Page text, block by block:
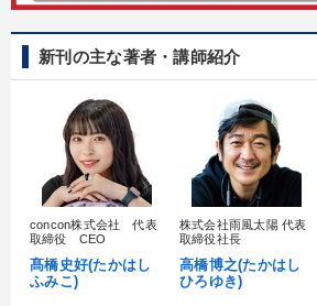
新刊の主な著者・講師紹介
concon株式会社 代表
取締役 CEO
髙橋史好(たかはし
ふみこ)
株式会社雨風太陽 代表
取締役社長
高橋博之(たかはし
ひろゆき)